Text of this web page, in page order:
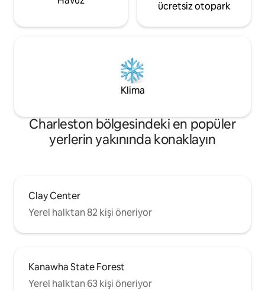
ücretsiz otopark
Klima
Charleston bölgesindeki en popüler
yerlerin yakınında konaklayın
Clay Center
Yerel halktan 82 kişi öneriyor
Kanawha State Forest
Yerel halktan 63 kişi öneriyor